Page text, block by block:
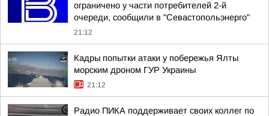
ограничено у части потребителей 2-й
очереди, сообщили в "Севастопольэнерго"
21:12
Кадры попытки атаки у побережья Ялты
морским дроном ГУР Украины
21:12
Радио ПИКА поддерживает своих коллег по